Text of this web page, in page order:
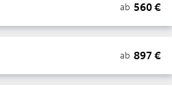
ab 560€
ab 897 €